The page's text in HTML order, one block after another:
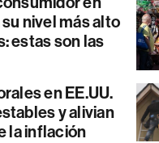
su nivel más alto
estas son las
en EE.UU.
y alivian
la inflación